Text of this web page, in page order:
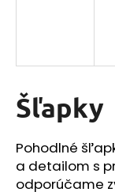
Šľapky
Pohodlné
a detailom s
odporúčame
d
p
o